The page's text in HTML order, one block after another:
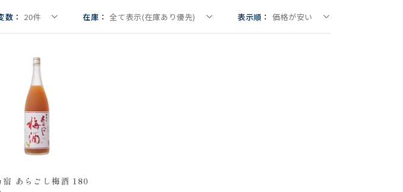
数： 20件 在庫： 全て表示(在庫あり優先) 表示順： 価格が安い
宿 あらごし梅酒 180